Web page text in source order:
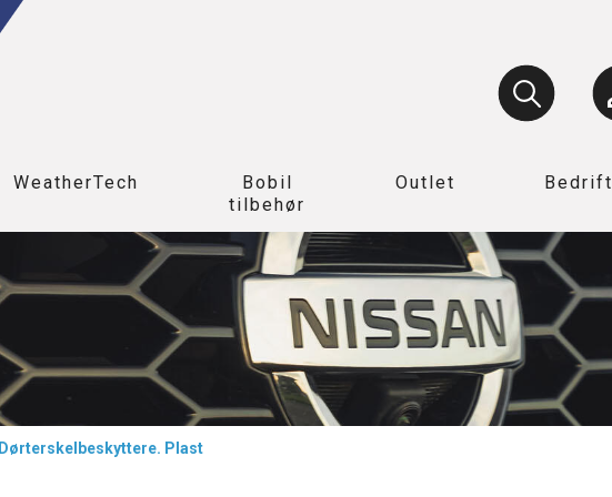
WeatherTech
Bobil
tilbehør
Outlet Bedrift
Dørterskelbeskyttere. Plast